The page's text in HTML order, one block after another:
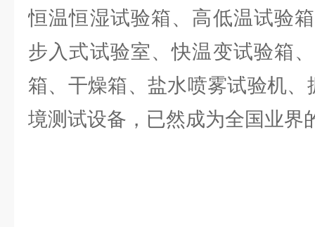
恒温恒湿试验箱、高低温试验
步入式试验室、快温变试验箱
箱、干燥箱、盐水喷雾试验机、
境测试设备，已然成为全国业界